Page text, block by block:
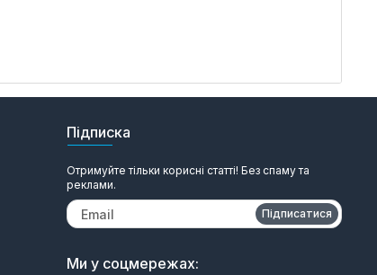
Підписка
Отримуйте тільки корисні статті! Без спаму та
реклами.
Підписатися
Ми у соцмережах: